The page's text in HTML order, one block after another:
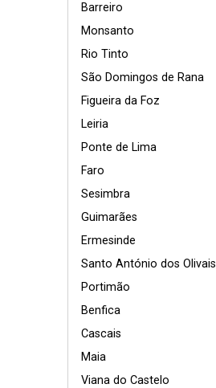
Barreiro
Monsanto
Rio Tinto
São Domingos de Rana
Figueira da Foz
Leiria
Ponte de Lima
Faro
Sesimbra
Guimarães
Ermesinde
Santo António dos Olivais
Portimão
Benfica
Cascais
Maia
Viana do Castelo